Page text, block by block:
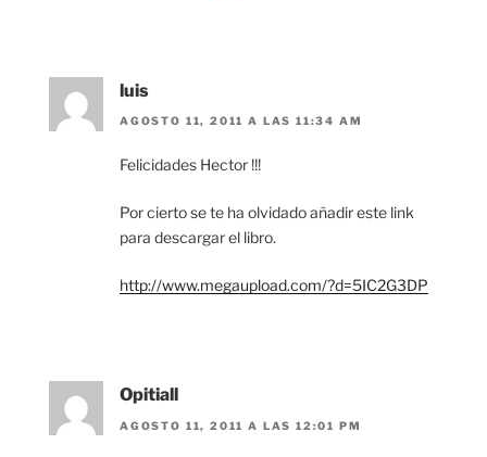
luis
AGOSTO 11, 2011 A LAS 11:34 AM
Felicidades Hector !!!
Por cierto se te ha olvidado añadir este link
para descargar el libro.
http://www.megaupload.com/?d=5IC2G3DP
Opitiall
AGOSTO 11, 2011 A LAS 12:01 PM